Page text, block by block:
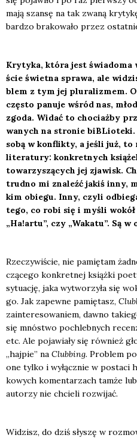
mają szan­sę na tak zwa­ną
bar­dzo bra­ko­wa­ło przez
Kry­ty­ka, któ­ra jest świa­do­ma
ście świet­na spra­wa, ale
blem z tym jej plu­ra­li­zmem.
czę­sto panu­je wśród nas,
zgo­da. Widać to cho­ciaż­by
wa­nych na stro­nie
sobą w kon­flik­ty, a jeśli już, to
lite­ra­tu­ry: kon­kret­nych
towa­rzy­szą­cych jej zja­wisk.
trud­no mi zna­leźć jakiś inny,
kim obie­gu. Inny, czy­li
tego, co robi się i myśli
„Ha!artu”, czy „Waka­tu”. Są
Rze­czy­wi­ście, nie pamię­tam
czą­ce­go kon­kret­nej książ­ki
sytu­ację, jaka wytwo­rzy­ła się
go. Jak zapew­ne pamię­tasz,
zain­te­re­so­wa­niem, daw­no
się mnó­stwo pochleb­nych
etc. Ale poja­wia­ły się rów­nież
„haj­pie” na Club­bing. Pro­blem
one tyl­ko i wyłącz­nie w
ko­wych komen­ta­rzach tam­że
auto­rzy nie chcie­li roz­wi­jać.
Widzisz, do dziś sły­szę w